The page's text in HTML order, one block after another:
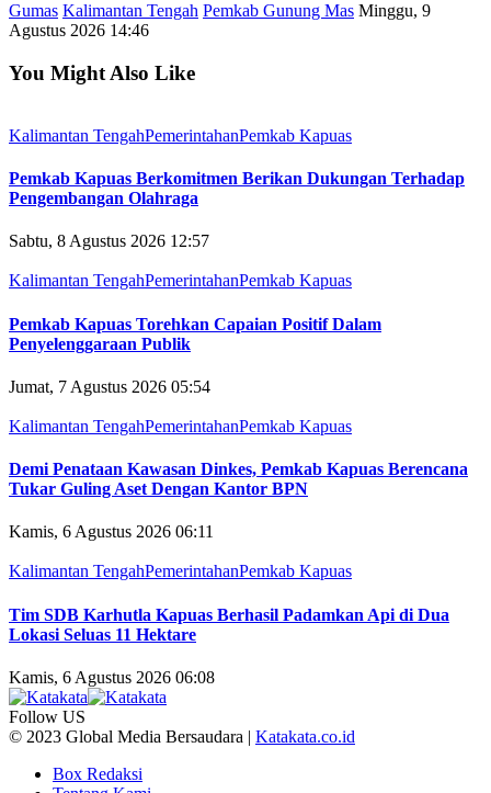
Gumas Kalimantan Tengah Pemkab Gunung Mas Minggu, 9
Agustus 2026 14:46
You Might Also Like
Kalimantan TengahPemerintahanPemkab Kapuas
Pemkab Kapuas Berkomitmen Berikan Dukungan Terhadap
Pengembangan Olahraga
Sabtu, 8 Agustus 2026 12:57
Kalimantan TengahPemerintahanPemkab Kapuas
Pemkab Kapuas Torehkan Capaian Positif Dalam
Penyelenggaraan Publik
Jumat, 7 Agustus 2026 05:54
Kalimantan TengahPemerintahanPemkab Kapuas
Demi Penataan Kawasan Dinkes, Pemkab Kapuas Berencana
Tukar Guling Aset Dengan Kantor BPN
Kamis, 6 Agustus 2026 06:11
Kalimantan TengahPemerintahanPemkab Kapuas
Tim SDB Karhutla Kapuas Berhasil Padamkan Api di Dua
Lokasi Seluas 11 Hektare
Kamis, 6 Agustus 2026 06:08
Follow US
© 2023 Global Media Bersaudara | Katakata.co.id
Box Redaksi